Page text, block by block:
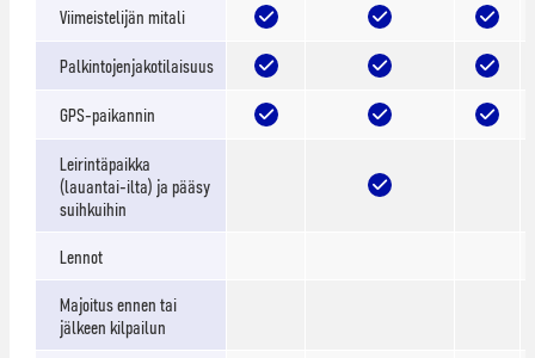
Viimeistelijän mitali
Palkintojenjakotilaisuus
GPS-paikannin
Leirintäpaikka
(lauantai-ilta) ja pääsy
suihkuihin
Lennot
Majoitus ennen tai
jälkeen kilpailun